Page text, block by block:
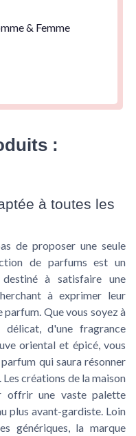
& Femme
:
à toutes les
de proposer une seule
de parfums est un
à satisfaire une
à exprimer leur
Que vous soyez à
d'une fragrance
oriental et épicé, vous
qui saura résonner
créations de la maison
offrir une vaste palette
plus avant-gardiste. Loin
génériques, la marque